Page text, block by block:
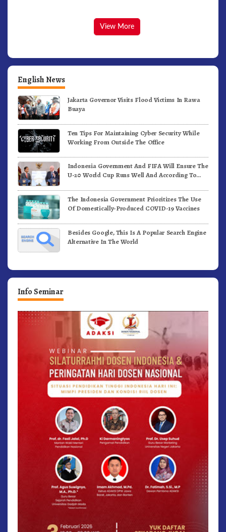
View More
English News
Jakarta Governor Visits Flood Victims In Rawa
Buaya
Ten Tips For Maintaining Cyber Security While
Working From Outside The Office
Indonesia Government And FIFA Will Ensure The
U-20 World Cup Runs Well And According To
The Indonesia Government Prioritizes The Use
Of Domestically-Produced COVID-19 Vaccines
Besides Google, This Is A Popular Search Engine
Alternative In The World
Info Seminar